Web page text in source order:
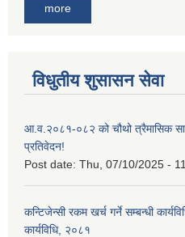
more
विधुतीय शुसासन सेवा
आ.व.२०८१-०८२ को चौथो त्रैमासिक
प्रतिवेदन!
Post date: Thu, 07/10/2025 -
कन्टिजेन्सी रकम खर्च गर्ने सम्बन्धी
कार्यविधि, २०८१